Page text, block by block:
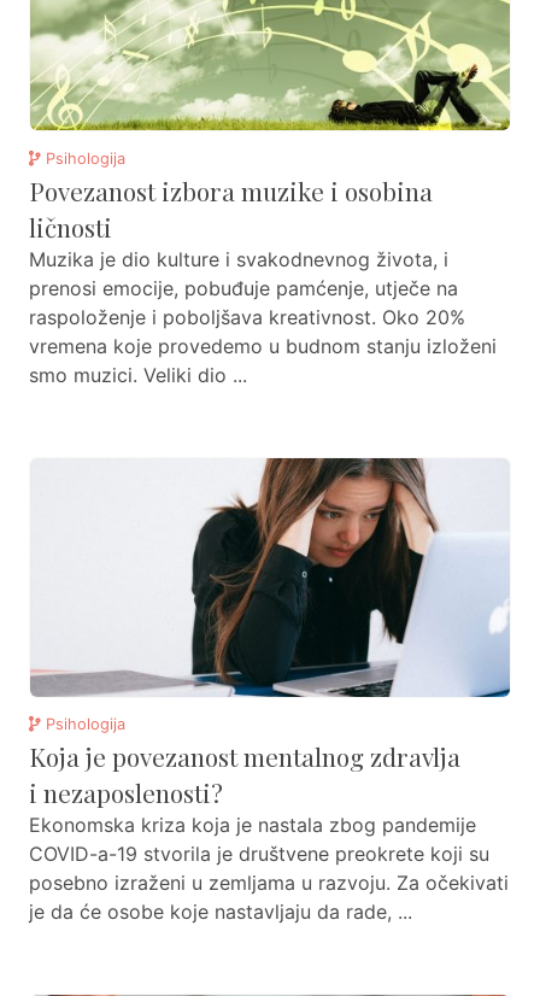
Psihologija
Povezanost izbora muzike i osobina
ličnosti
Muzika je dio kulture i svakodnevnog života, i
prenosi emocije, pobuđuje pamćenje, utječe na
raspoloženje i poboljšava kreativnost. Oko 20%
vremena koje provedemo u budnom stanju izloženi
smo muzici. Veliki dio ...
Psihologija
Koja je povezanost mentalnog zdravlja
i nezaposlenosti?
Ekonomska kriza koja je nastala zbog pandemije
COVID-a-19 stvorila je društvene preokrete koji su
posebno izraženi u zemljama u razvoju. Za očekivati
je da će osobe koje nastavljaju da rade, ...